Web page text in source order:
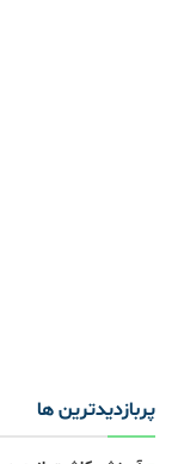
پربازدیدترین ها